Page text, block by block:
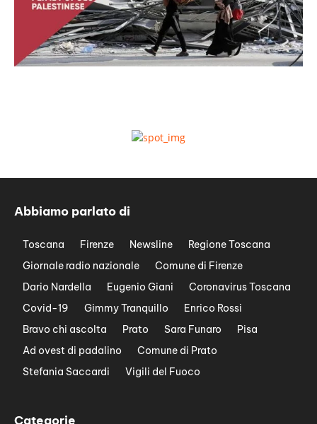
Abbiamo parlato di
Toscana Firenze Newsline
Regione Toscana
Giornale radio nazionale
Comune di Firenze
Dario Nardella
Eugenio Giani
Coronavirus Toscana
Covid-19
Gimmy Tranquillo
Enrico Rossi
Bravo chi ascolta
Prato Sara Funaro
Pisa
Ad ovest di padalino
Comune di Prato
Stefania Saccardi
Vigili del Fuoco
Categorie